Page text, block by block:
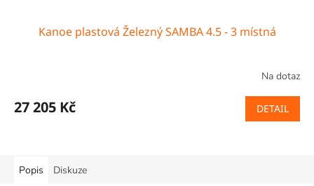
Kanoe plastová Železný SAMBA 4.5 - 3 místná
Na dotaz
27 205 Kč DETAIL
Popis Diskuze